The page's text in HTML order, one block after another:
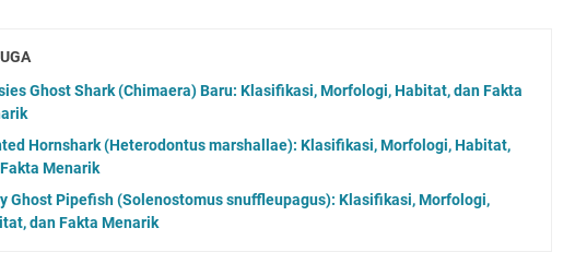
Ghost Shark (Chimaera) Baru: Klasifikasi, Morfologi, Habitat, dan Fakta
Hornshark (Heterodontus marshallae): Klasifikasi, Morfologi, Habitat,
Menarik
Ghost Pipefish (Solenostomus snuffleupagus): Klasifikasi, Morfologi,
dan Fakta Menarik